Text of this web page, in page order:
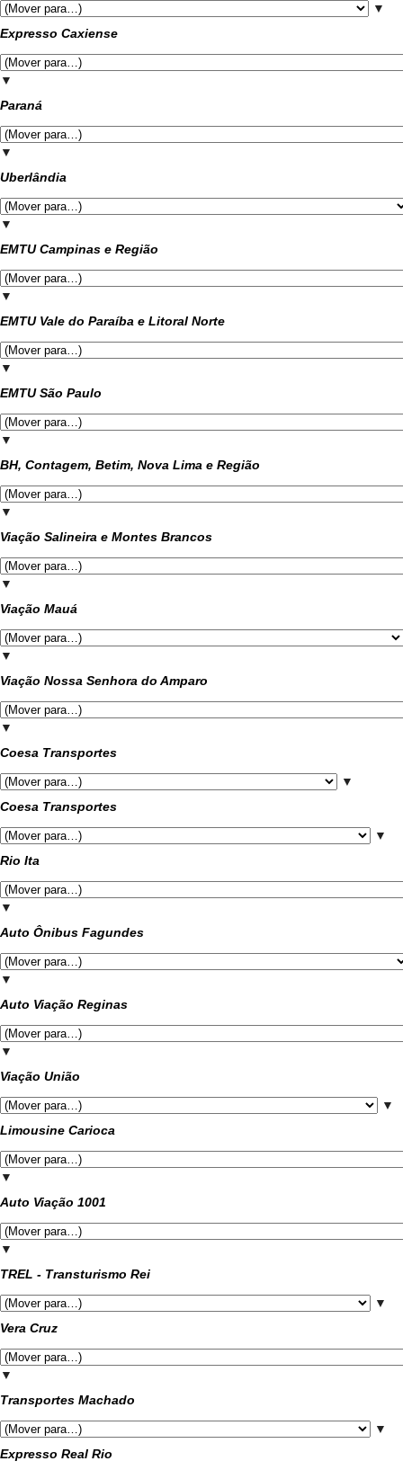
▼
Expresso Caxiense
▼
Paraná
▼
Uberlândia
▼
EMTU Campinas e Região
▼
EMTU Vale do Paraíba e Litoral Norte
▼
EMTU São Paulo
▼
BH, Contagem, Betim, Nova Lima e Região
▼
Viação Salineira e Montes Brancos
▼
Viação Mauá
▼
Viação Nossa Senhora do Amparo
▼
Coesa Transportes
▼
Coesa Transportes
▼
Rio Ita
▼
Auto Ônibus Fagundes
▼
Auto Viação Reginas
▼
Viação União
▼
Limousine Carioca
▼
Auto Viação 1001
▼
TREL - Transturismo Rei
▼
Vera Cruz
▼
Transportes Machado
▼
Expresso Real Rio